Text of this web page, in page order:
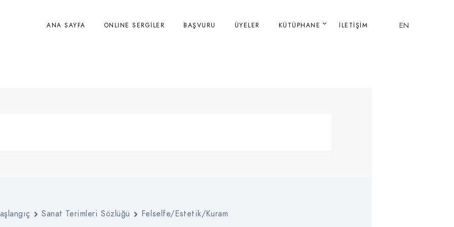
ANA SAYFA ONLINE SERGİLER BAŞVURU ÜYELER KÜTÜPHANE İLETIŞIM
Sanat Terimleri Sözlüğü Felselfe/Estetik/Kuram
EN